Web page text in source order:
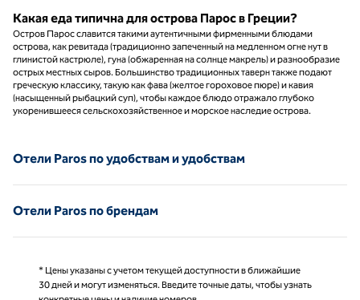
Какая еда типична для острова Парос в Греции?
Остров Парос славится такими аутентичными фирменными блюдами
острова, как ревитада (традиционно запеченный на медленном огне нут в
глинистой кастрюле), гуна (обжаренная на солнце макрель) и разнообразие
острых местных сыров. Большинство традиционных таверн также подают
греческую классику, такую как фава (желтое гороховое пюре) и кавия
(насыщенный рыбацкий суп), чтобы каждое блюдо отражало глубоко
укоренившееся сельскохозяйственное и морское наследие острова.
Отели Paros по удобствам и удобствам
Отели Paros по брендам
* Цены указаны с учетом текущей доступности в ближайшие
30 дней и могут изменяться. Введите точные даты, чтобы узнать